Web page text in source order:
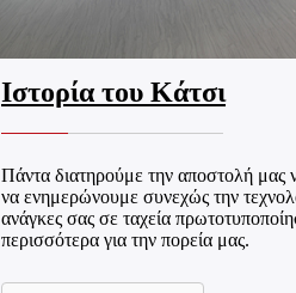
Ιστορία του Κάτσι
Πάντα διατηρούμε την αποστολή μας
να ενημερώνουμε συνεχώς την
ανάγκες σας σε ταχεία
περισσότερα για την πορεία μας.